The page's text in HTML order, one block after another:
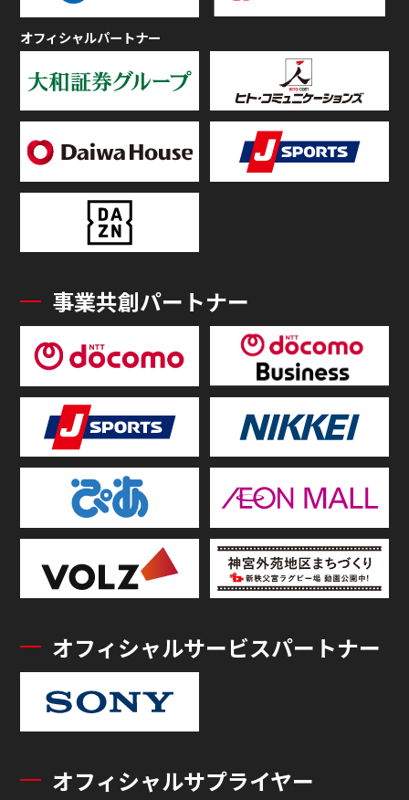
オフィシャルパートナー
事業共創パートナー
オフィシャルサービスパートナー
オフィシャルサプライヤー